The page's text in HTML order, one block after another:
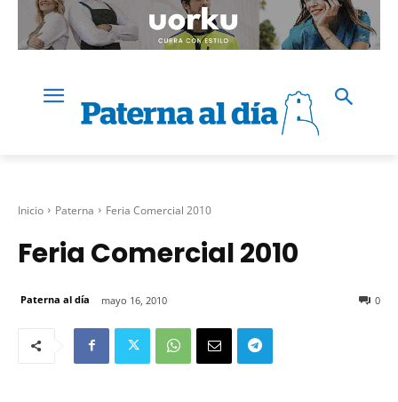
Inicio Paterna Feria Comercial 2010
Feria Comercial 2010
Paterna al día mayo 16, 2010 0